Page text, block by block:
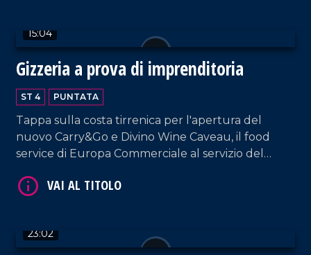
15:04
Gizzeria a prova di imprenditoria
ST 4 PUNTATA
Tappa sulla costa tirrenica per l'apertura del
nuovo Carry&Go e Divino Wine Caveau, il food
service di Europa Commerciale al servizio del
23:02
VAI AL TITOLO
VAI AL TITOLO